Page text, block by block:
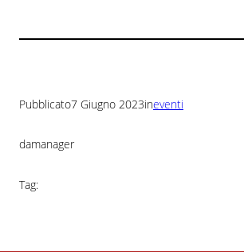
Pubblicato7 Giugno 2023ineventi
damanager
Tag: